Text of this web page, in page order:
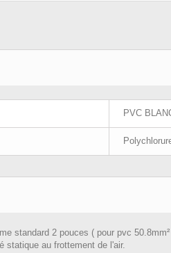
PVC
standard 2 pouces ( pour pvc
statique au frottement de l'air.